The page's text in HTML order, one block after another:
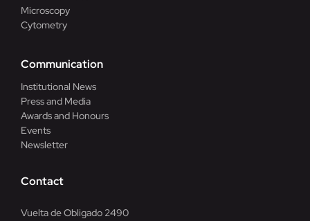
Microscopy
Cytometry
Communication
Institutional News
Press and Media
Awards and Honours
Events
Newsletter
Contact
Vuelta de Obligado 2490